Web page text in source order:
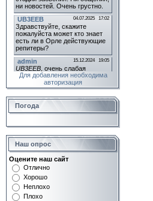
Для добавления необходима
авторизация
Погода
Наш опрос
Оцените наш сайт
Отлично
Хорошо
Неплохо
Плохо